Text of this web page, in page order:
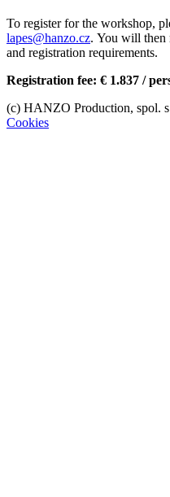
To register for the workshop,
lapes@hanzo.cz. You will then
and registration requirements.
Registration fee: € 1.837 /
(c) HANZO Production, spol.
Cookies